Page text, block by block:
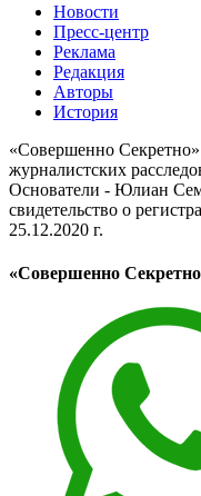
Новости
Пресс-центр
Реклама
Редакция
Авторы
История
«Совершенно
журналистских
Основатели - Юлиан
свидетельство о
25.12.2020 г.
«Совершенно